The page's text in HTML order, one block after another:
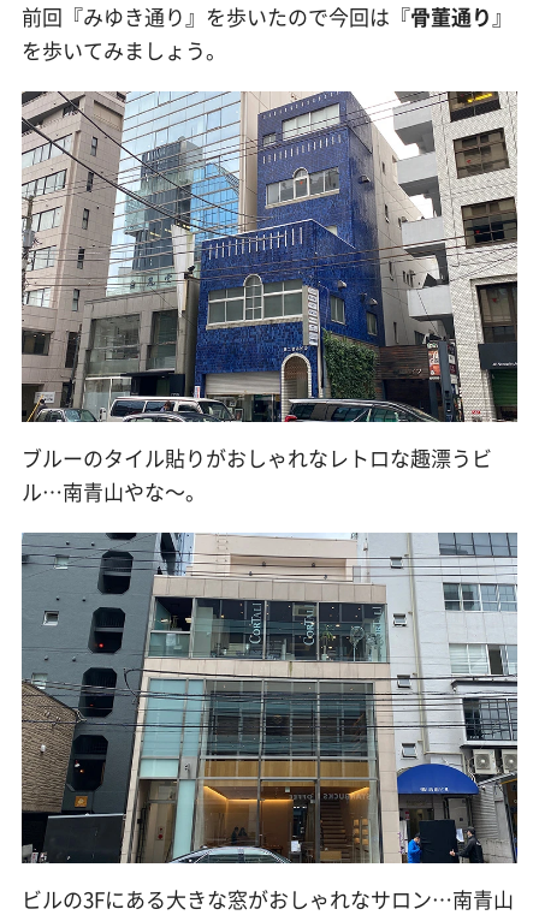
前回『みゆき通り』を歩いたので今回は『骨董通り』
を歩いてみましょう。
ブルーのタイル貼りがおしゃれなレトロな趣漂うビ
ル…南青山やな〜。
ビルの3Fにある大きな窓がおしゃれなサロン…南青山